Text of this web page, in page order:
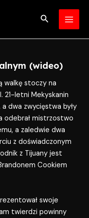
Search
(wideo)
walkę stoczy na
21-letni Mekyskanin
dwa zwycięstwa były
odebrał mistrzostwo
a zaledwie dwa
z doświadczonym
z Tijuany jest
Cookiem
swoje
twierdzi powinny